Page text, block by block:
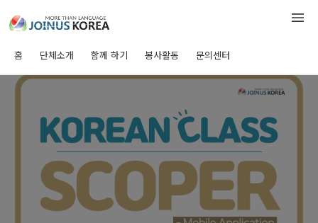
홈 단체소개 함께 하기 봉사활동 문의센터